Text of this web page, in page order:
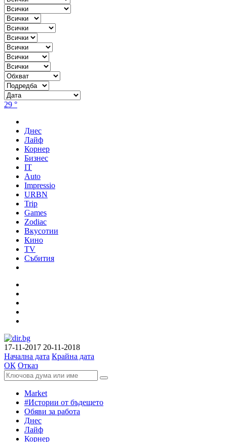
29 °
Днес
Лайф
Корнер
Бизнес
IT
Auto
Impressio
URBN
Trip
Games
Zodiac
Вкусотии
Кино
TV
Събития
17-11-2017 20-11-2018
Начална дата Крайна дата
ОК Отказ
Market
#Истории от бъдещето
Обяви за работа
Днес
Лайф
Корнер